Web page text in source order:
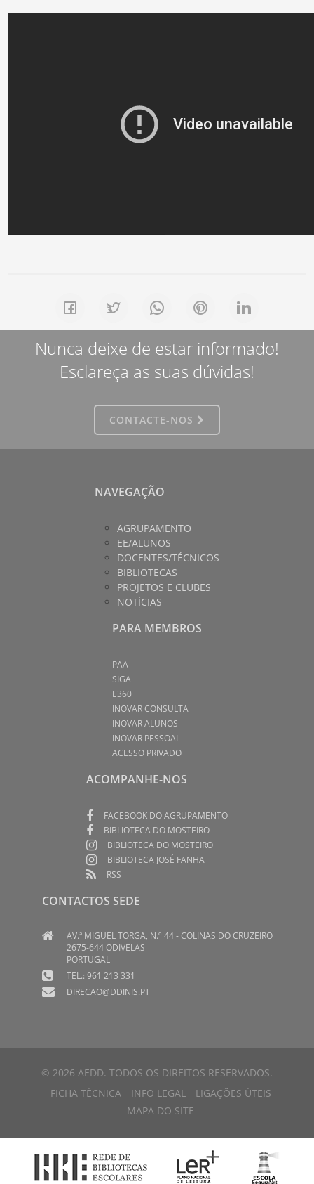
Nunca deixe de estar informado!
Esclareça as suas dúvidas!
CONTACTE-NOS
NAVEGAÇÃO
AGRUPAMENTO
EE/ALUNOS
DOCENTES/TÉCNICOS
BIBLIOTECAS
PROJETOS E CLUBES
NOTÍCIAS
PARA MEMBROS
PAA
SIGA
E360
INOVAR CONSULTA
INOVAR ALUNOS
INOVAR PESSOAL
ACESSO PRIVADO
ACOMPANHE-NOS
FACEBOOK DO AGRUPAMENTO
BIBLIOTECA DO MOSTEIRO
BIBLIOTECA DO MOSTEIRO
BIBLIOTECA JOSÉ FANHA
RSS
CONTACTOS SEDE
AV.ª MIGUEL TORGA, N.º 44 - COLINAS DO CRUZEIRO
2675-644 ODIVELAS
PORTUGAL
TEL.: 961 213 331
DIRECAO@DDINIS.PT
© 2026 AEDD. TODOS OS DIREITOS RESERVADOS.
FICHA TÉCNICA
INFO LEGAL
LIGAÇÕES ÚTEIS
MAPA DO SITE